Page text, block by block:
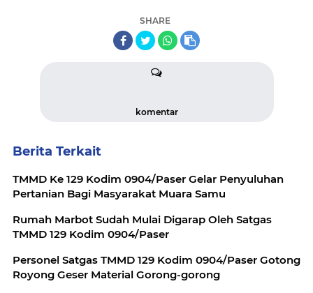
SHARE
komentar
Berita Terkait
TMMD Ke 129 Kodim 0904/Paser Gelar Penyuluhan
Pertanian Bagi Masyarakat Muara Samu
Rumah Marbot Sudah Mulai Digarap Oleh Satgas
TMMD 129 Kodim 0904/Paser
Personel Satgas TMMD 129 Kodim 0904/Paser Gotong
Royong Geser Material Gorong-gorong